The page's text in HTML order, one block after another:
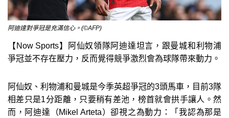
阿迪達對爭冠是充滿信心。(©AFP)
【Now Sports】阿仙奴領隊阿迪達坦言，跟曼城和利物浦
爭冠並不存在壓力，反而覺得競爭激烈會為球隊帶來動力。
阿仙奴、利物浦和曼城是今季英超爭冠的3頭馬車，目前3隊
相差只是1分距離，只要稍有差池，榜首就會拱手讓人。然
而，阿迪達（Mikel Arteta）卻視之為動力：「我認為那是